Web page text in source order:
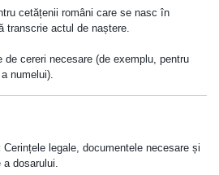
cetățenii români care se nasc în
transcrie actul de naștere.
de cereri necesare (de exemplu, pentru
numelui).
Cerințele legale, documentele necesare și
a dosarului.